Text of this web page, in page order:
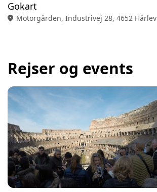
Gokart
location_on Motorgården, Industrivej 28, 4652 Hårlev
Rejser og events